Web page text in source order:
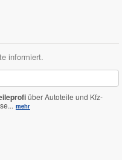
informiert.
über Autoteile und Kfz-
mehr